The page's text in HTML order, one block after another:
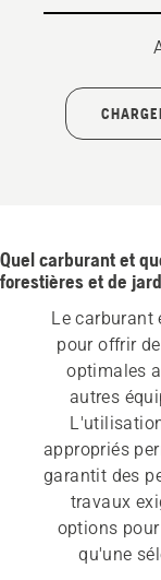
Quel carburant et
forestières et de
Le carburant
pour offrir
optimales
autres
appropriés
garantit des
travaux
options
qu'une